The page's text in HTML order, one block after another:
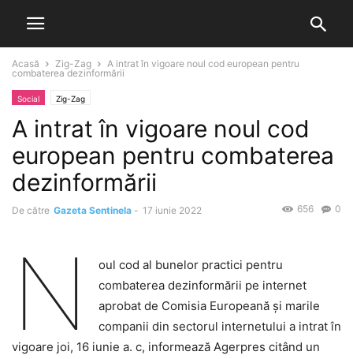
Acasă Zig-Zag
A intrat în vigoare noul cod european pentru
combaterea dezinformării
Social Zig-Zag
A intrat în vigoare noul cod
european pentru combaterea
dezinformării
De către Gazeta Sentinela - 17 iunie 2022 0
656
N
oul cod al bunelor practici pentru
combaterea dezinformării pe internet
aprobat de Comisia Europeană şi marile
companii din sectorul internetului a intrat în
vigoare joi, 16 iunie a. c, informează Agerpres citând un